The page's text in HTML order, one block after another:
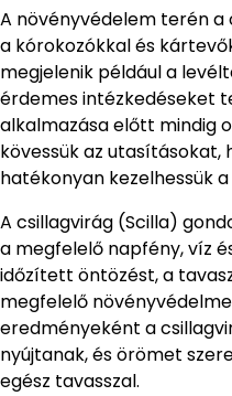
A növényvédelem terén
a kórokozókkal és
megjelenik például a
érdemes intézkedéseket
alkalmazása előtt mindig
kövessük az utasításokat,
hatékonyan kezelhessük
A csillagvirág (Scilla)
a megfelelő napfény, víz
időzített öntözést, a
megfelelő
eredményeként a
nyújtanak, és örömet
egész tavasszal.